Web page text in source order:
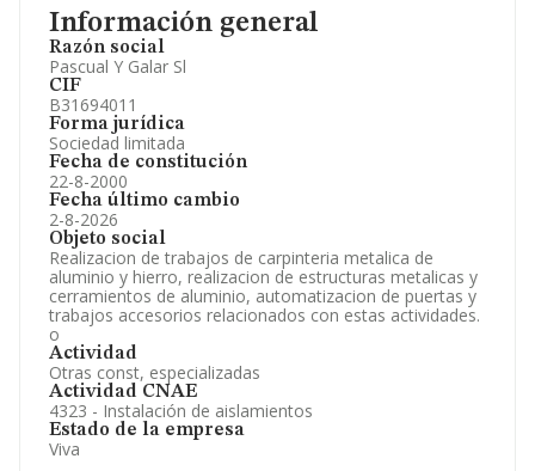
Información general
Razón social
Pascual Y Galar Sl
CIF
B31694011
Forma jurídica
Sociedad limitada
Fecha de constitución
22-8-2000
Fecha último cambio
2-8-2026
Objeto social
Realizacion de trabajos de carpinteria metalica de
aluminio y hierro, realizacion de estructuras metalicas y
cerramientos de aluminio, automatizacion de puertas y
trabajos accesorios relacionados con estas actividades.
o
Actividad
Otras const, especializadas
Actividad CNAE
4323 - Instalación de aislamientos
Estado de la empresa
Viva
Información oficial y registral complementaria.